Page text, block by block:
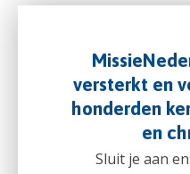
versterkt en
honderden
en
Sluit je aan